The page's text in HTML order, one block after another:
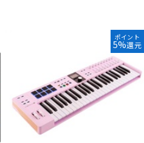
ポイント
5%還元